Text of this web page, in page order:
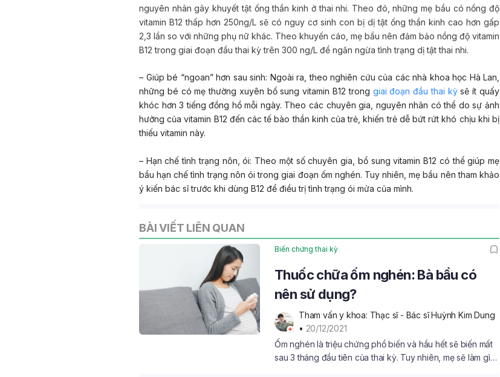
nguyên nhân gây khuyết tật ống thần kinh ở thai nhi. Theo đó, những mẹ bầu có nồng độ
vitamin B12 thấp hơn 250ng/L sẽ có nguy cơ sinh con bị dị tật ống thần kinh cao hơn gấp
2,3 lần so với những phụ nữ khác. Theo khuyến cáo, mẹ bầu nên đảm bảo nồng độ vitamin
B12 trong giai đoạn đầu thai kỳ trên 300 ng/L để ngăn ngừa tình trạng dị tật thai nhi.
– Giúp bé “ngoan” hơn sau sinh: Ngoài ra, theo nghiên cứu của các nhà khoa học Hà Lan,
những bé có mẹ thường xuyên bổ sung vitamin B12 trong giai đoạn đầu thai kỳsẽ ít quấy
khóc hơn 3 tiếng đồng hồ mỗi ngày. Theo các chuyên gia, nguyên nhân có thể do sự ảnh
hưởng của vitamin B12 đến các tế bào thần kinh của trẻ, khiến trẻ dễ bứt rứt khó chịu khi bị
thiếu vitamin này.
– Hạn chế tình trạng nôn, ói: Theo một số chuyên gia, bổ sung vitamin B12 có thể giúp mẹ
bầu hạn chế tình trạng nôn ói trong giai đoạn ốm nghén. Tuy nhiên, mẹ bầu nên tham khảo
ý kiến bác sĩ trước khi dùng B12 để điều trị tình trạng ói mửa của mình.
BÀI VIẾT LIÊN QUAN
Biến chứng thai kỳ
Thuốc chữa ốm nghén: Bà bầu có
nên sử dụng?
Tham vấn y khoa: Thạc sĩ - Bác sĩ Huỳnh Kim Dung
• 20/12/2021
Ốm nghén là triệu chứng phổ biến và hầu hết sẽ biến mất
sau 3 tháng đầu tiên của thai kỳ. Tuy nhiên, mẹ sẽ làm gì